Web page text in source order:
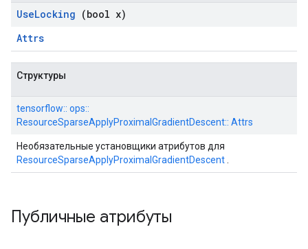
UseLocking (bool x)
Attrs
Структуры
tensorflow:: ops::
ResourceSparseApplyProximalGradientDescent:: Attrs
Необязательные установщики атрибутов для
ResourceSparseApplyProximalGradientDescent
Публичные атрибуты